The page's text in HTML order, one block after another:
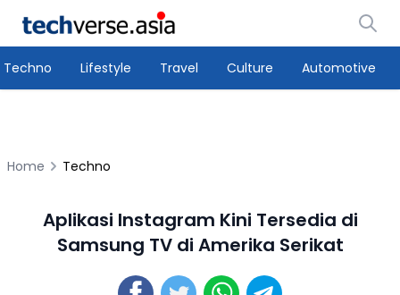
Techno Lifestyle Travel Culture Automotive
Home Techno
Aplikasi Instagram Kini Tersedia di
Samsung TV di Amerika Serikat